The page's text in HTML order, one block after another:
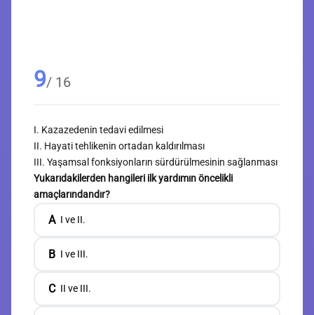
9/ 16
I. Kazazedenin tedavi edilmesi
II. Hayati tehlikenin ortadan kaldırılması
III. Yaşamsal fonksiyonların sürdürülmesinin sağlanması
Yukarıdakilerden hangileri ilk yardımın öncelikli
amaçlarındandır?
A I ve II.
B I ve III.
C II ve III.